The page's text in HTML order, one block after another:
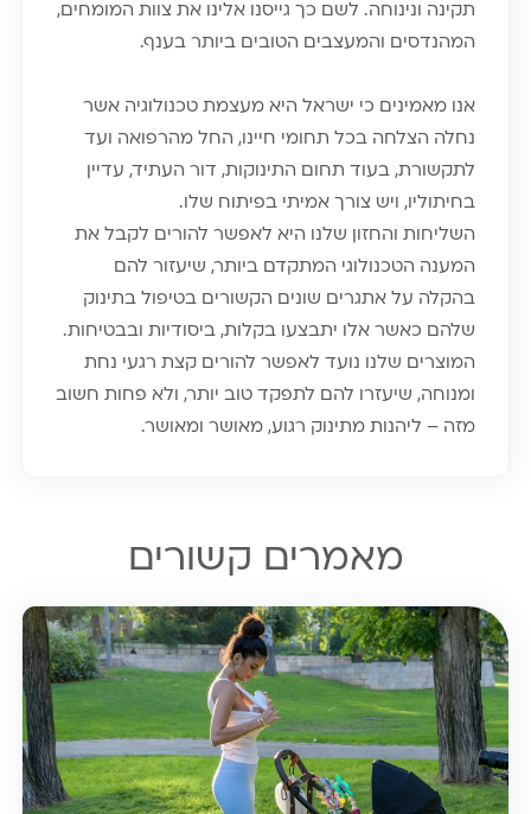
תקינה ונינוחה. לשם כך גייסנו אלינו את צוות המומחים,
המהנדסים והמעצבים הטובים ביותר בענף.
אנו מאמינים כי ישראל היא מעצמת טכנולוגיה אשר
נחלה הצלחה בכל תחומי חיינו, החל מהרפואה ועד
לתקשורת, בעוד תחום התינוקות, דור העתיד, עדיין
בחיתוליו, ויש צורך אמיתי בפיתוח שלו.
השליחות והחזון שלנו היא לאפשר להורים לקבל את
המענה הטכנולוגי המתקדם ביותר, שיעזור להם
בהקלה על אתגרים שונים הקשורים בטיפול בתינוק
שלהם כאשר אלו יתבצעו בקלות, ביסודיות ובבטיחות.
המוצרים שלנו נועד לאפשר להורים קצת רגעי נחת
ומנוחה, שיעזרו להם לתפקד טוב יותר, ולא פחות חשוב
מזה – ליהנות מתינוק רגוע, מאושר ומאושר.
מאמרים קשורים